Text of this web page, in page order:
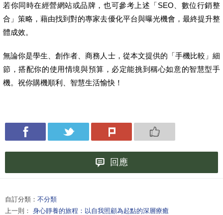
若你同時在經營網站或品牌，也可參考上述「SEO、數位行銷整
合」策略，藉由找到對的專家去優化平台與曝光機會，最終提升整
體成效。
無論你是學生、創作者、商務人士，從本文提供的「手機比較」細
節，搭配你的使用情境與預算，必定能挑到稱心如意的智慧型手
機。祝你購機順利、智慧生活愉快！
回應
自訂分類： 不分類
上一則： 身心靜養的旅程：以自我照顧為起點的深層療癒